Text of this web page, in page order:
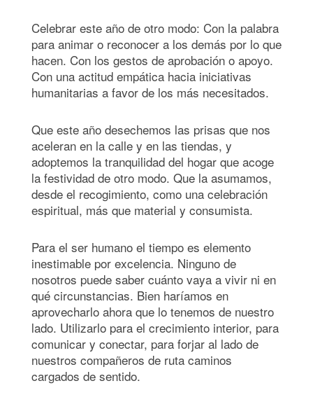
Celebrar este año de otro modo: Con la palabra
para animar o reconocer a los demás por lo que
hacen. Con los gestos de aprobación o apoyo.
Con una actitud empática hacia iniciativas
humanitarias a favor de los más necesitados.
Que este año desechemos las prisas que nos
aceleran en la calle y en las tiendas, y
adoptemos la tranquilidad del hogar que acoge
la festividad de otro modo. Que la asumamos,
desde el recogimiento, como una celebración
espiritual, más que material y consumista.
Para el ser humano el tiempo es elemento
inestimable por excelencia. Ninguno de
nosotros puede saber cuánto vaya a vivir ni en
qué circunstancias. Bien haríamos en
aprovecharlo ahora que lo tenemos de nuestro
lado. Utilizarlo para el crecimiento interior, para
comunicar y conectar, para forjar al lado de
nuestros compañeros de ruta caminos
cargados de sentido.